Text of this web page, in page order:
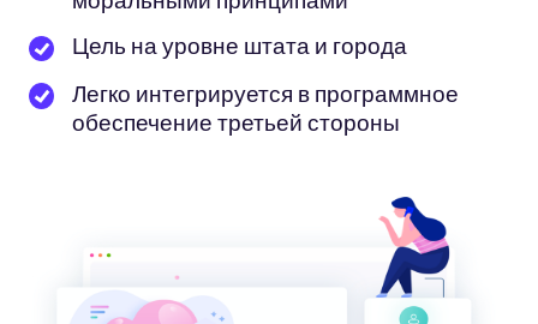
Цель на уровне штата и города
Легко интегрируется в программное
обеспечение третьей стороны